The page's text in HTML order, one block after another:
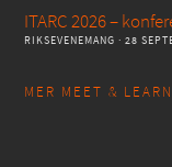
ITARC 2026 –
RIKSEVENEMANG · 28
MER MEET &